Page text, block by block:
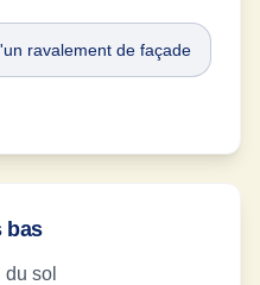
ravalement de façade
bas
sol